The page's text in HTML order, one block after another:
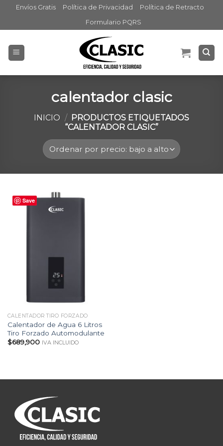
content
Envíos Gratis Política de Privacidad
Política de Retracto
Formulario PQRS
calentador clasic
INICIO /
PRODUCTOS ETIQUETADOS
“CALENTADOR CLASIC”
Save
CALENTADOR TIRO FORZADO
Calentador de Agua 6 Litros
Tiro Forzado Automodulante
$689,900 IVA INCLUIDO